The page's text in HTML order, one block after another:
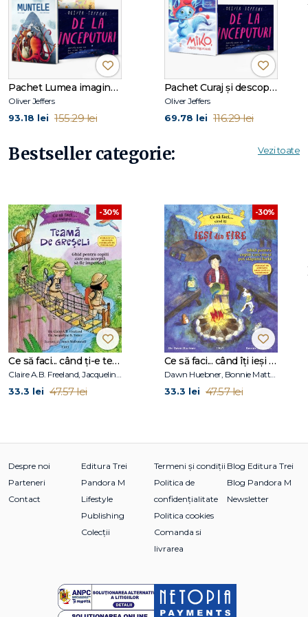
Irish Times
Pachet Lumea imaginației
Oliver Jeffers
93.18 lei 155.29 lei
Pachet Curaj și descoperire
Oliver Jeffers
69.78 lei 116.29 lei
Bestseller categorie: Vezi toate
-30%
Ce să faci... când ți-e teamă de greșeli. Ghid pentru copiii care nu acceptă să fie imperfecți
Claire A.B. Freeland, Jacqueline B. Toner, Janet McDonnell
33.3 lei 47.57 lei
-30%
Ce să faci... când îţi ieşi din fire. Ghid pentru copiii care nu-şi pot stăpâni furia
Dawn Huebner, Bonnie Matthews
33.3 lei 47.57 lei
Despre noi
Parteneri
Contact
Editura Trei
Pandora M
Lifestyle
Publishing
Colecții
Termeni și condiții
Politica de
confidențialitate
Politica cookies
Comanda si
livrarea
Blog Editura Trei
Blog Pandora M
Newsletter